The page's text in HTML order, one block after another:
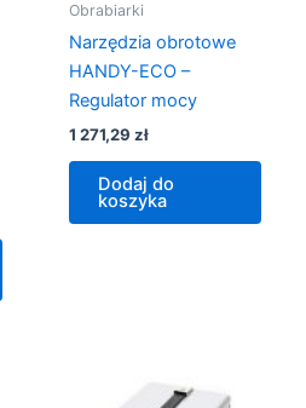
Obrabiarki
Narzędzia obrotowe
HANDY-ECO –
Regulator mocy
1 271,29 zł
Dodaj do
koszyka